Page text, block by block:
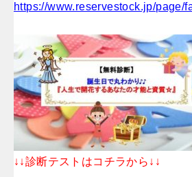
https://www.reservestock.jp/page/
↓↓診断テストはコチラから↓↓